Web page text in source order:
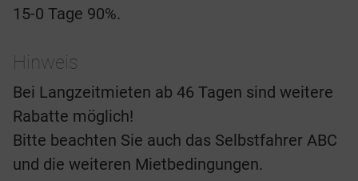
15-0 Tage 90%.
Hinweis
Bei Langzeitmieten ab 46 Tagen sind weitere
Rabatte möglich!
Bitte beachten Sie auch das Selbstfahrer ABC
und die weiteren Mietbedingungen.